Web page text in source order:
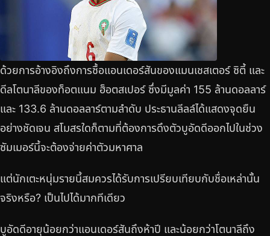
ด้วยการอ้างอิงถึงการซื้อแอนเดอร์สันของแมนเชสเตอร์ ซิตี้ และ
ดีลโตนาลีของท็อตแนม ฮ็อตสเปอร์ ซึ่งมีมูลค่า 155 ล้านดอลลาร์
และ 133.6 ล้านดอลลาร์ตามลำดับ ประธานลีลล์ได้แสดงจุดยืน
อย่างชัดเจน สโมสรใดก็ตามที่ต้องการดึงตัวบูอัดดีออกไปในช่วง
ซัมเมอร์นี้จะต้องจ่ายค่าตัวมหาศาล
แต่นักเตะหนุ่มรายนี้สมควรได้รับการเปรียบเทียบกับชื่อเหล่านั้น
จริงหรือ? เป็นไปได้มากทีเดียว
บูอัดดีอายุน้อยกว่าแอนเดอร์สันถึงห้าปี และน้อยกว่าโตนาลีถึง